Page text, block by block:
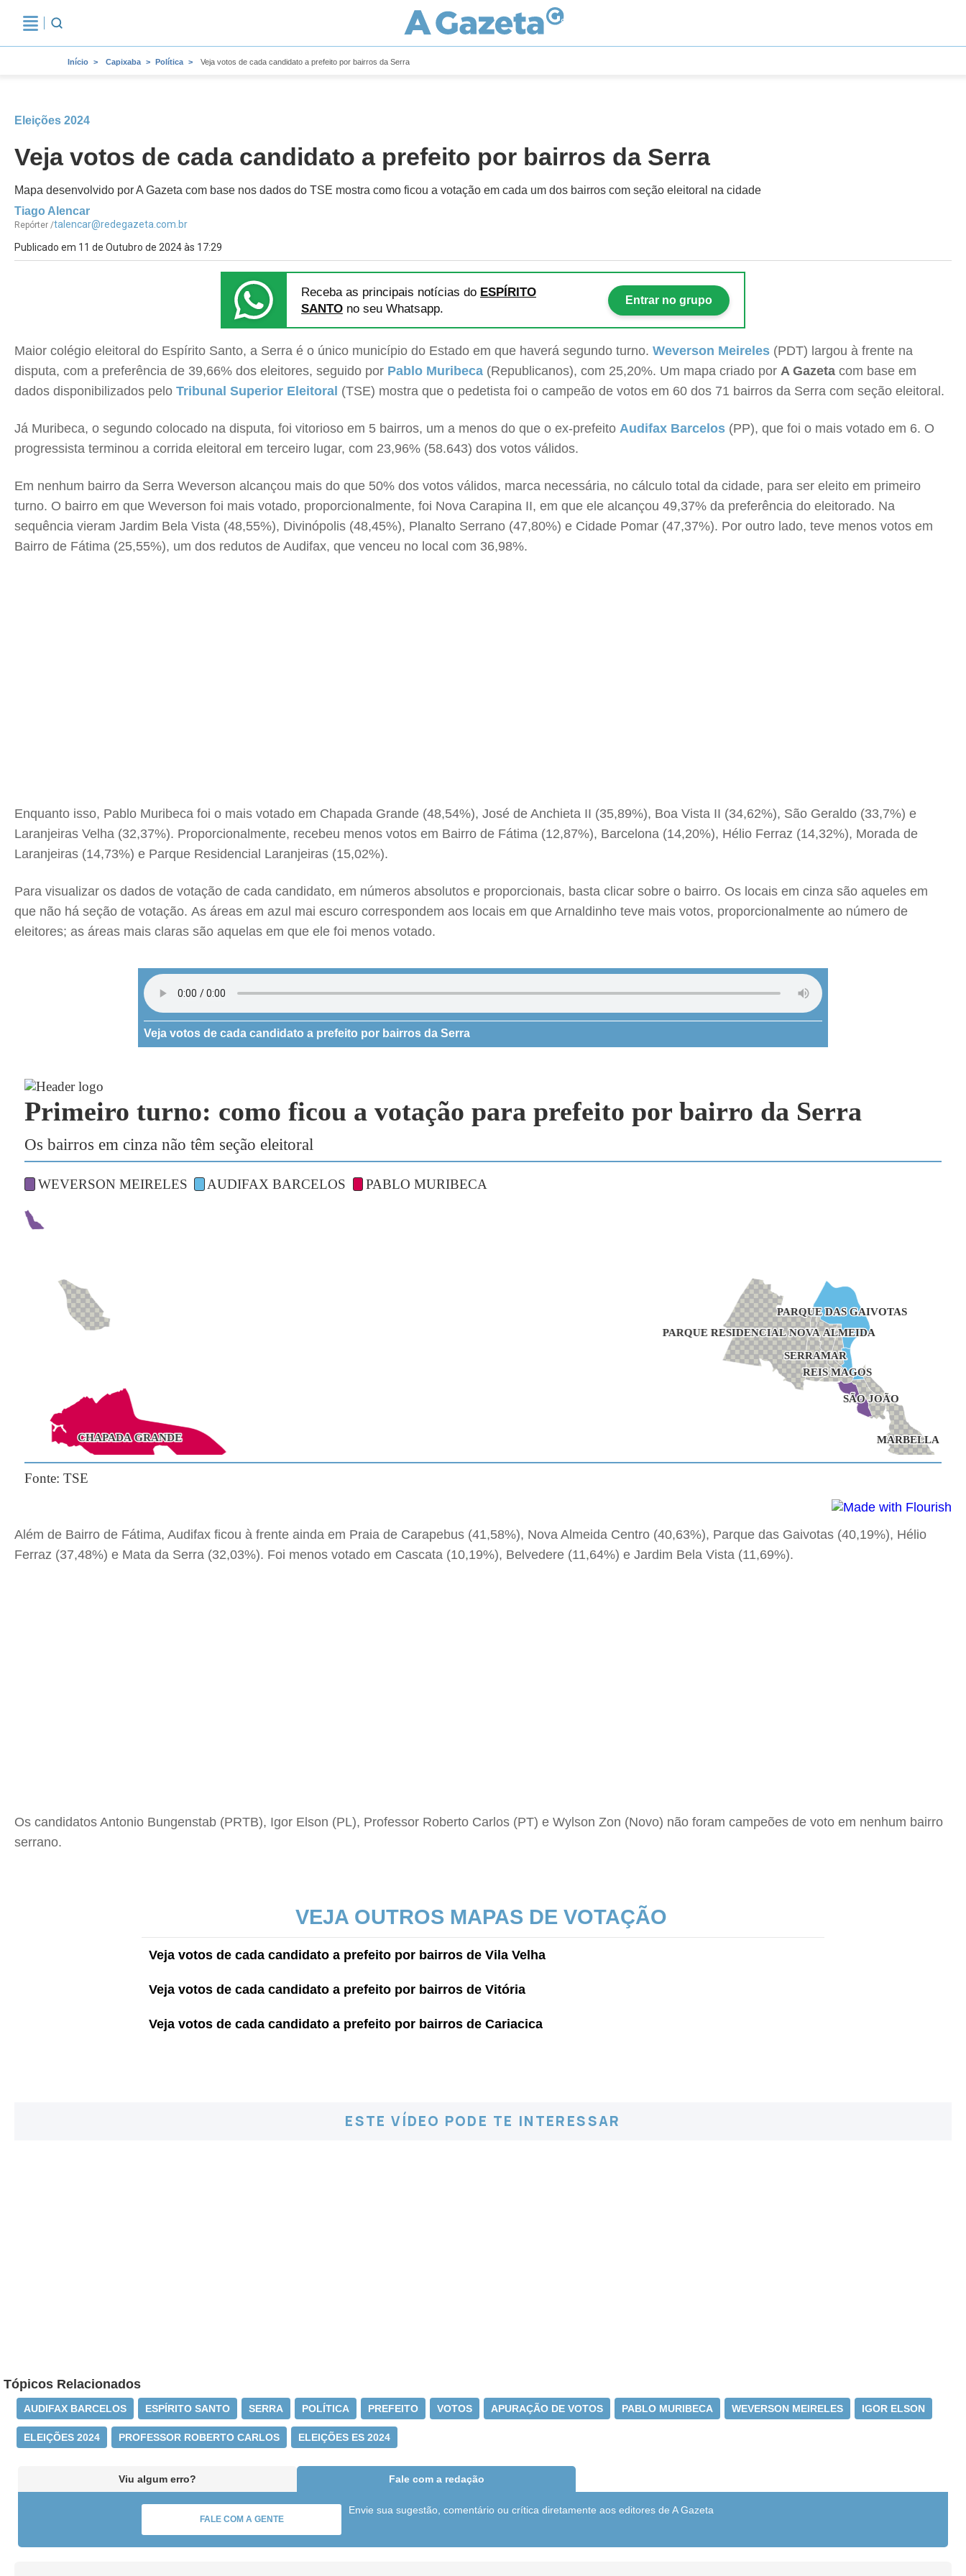
Início Capixaba Política Veja votos de cada candidato a prefeito por bairros da Serra
Eleições 2024
Veja votos de cada candidato a prefeito por bairros da Serra
Mapa desenvolvido por A Gazeta com base nos dados do TSE mostra como ficou a votação em cada um dos bairros com seção eleitoral na cidade
Tiago Alencar
Repórter /talencar@redegazeta.com.br
Publicado em 11 de Outubro de 2024 às 17:29
Receba as principais notícias do ESPÍRITO
SANTO no seu Whatsapp.
Entrar no grupo
Maior colégio eleitoral do Espírito Santo, a Serra é o único município do Estado em que haverá segundo turno. Weverson Meireles (PDT) largou à frente na
disputa, com a preferência de 39,66% dos eleitores, seguido por Pablo Muribeca (Republicanos), com 25,20%. Um mapa criado por A Gazeta com base em
dados disponibilizados pelo Tribunal Superior Eleitoral (TSE) mostra que o pedetista foi o campeão de votos em 60 dos 71 bairros da Serra com seção eleitoral.
Já Muribeca, o segundo colocado na disputa, foi vitorioso em 5 bairros, um a menos do que o ex-prefeito Audifax Barcelos (PP), que foi o mais votado em 6. O
progressista terminou a corrida eleitoral em terceiro lugar, com 23,96% (58.643) dos votos válidos.
Em nenhum bairro da Serra Weverson alcançou mais do que 50% dos votos válidos, marca necessária, no cálculo total da cidade, para ser eleito em primeiro
turno. O bairro em que Weverson foi mais votado, proporcionalmente, foi Nova Carapina II, em que ele alcançou 49,37% da preferência do eleitorado. Na
sequência vieram Jardim Bela Vista (48,55%), Divinópolis (48,45%), Planalto Serrano (47,80%) e Cidade Pomar (47,37%). Por outro lado, teve menos votos em
Bairro de Fátima (25,55%), um dos redutos de Audifax, que venceu no local com 36,98%.
Enquanto isso, Pablo Muribeca foi o mais votado em Chapada Grande (48,54%), José de Anchieta II (35,89%), Boa Vista II (34,62%), São Geraldo (33,7%) e
Laranjeiras Velha (32,37%). Proporcionalmente, recebeu menos votos em Bairro de Fátima (12,87%), Barcelona (14,20%), Hélio Ferraz (14,32%), Morada de
Laranjeiras (14,73%) e Parque Residencial Laranjeiras (15,02%).
Para visualizar os dados de votação de cada candidato, em números absolutos e proporcionais, basta clicar sobre o bairro. Os locais em cinza são aqueles em
que não há seção de votação. As áreas em azul mai escuro correspondem aos locais em que Arnaldinho teve mais votos, proporcionalmente ao número de
eleitores; as áreas mais claras são aquelas em que ele foi menos votado.
Veja votos de cada candidato a prefeito por bairros da Serra
Além de Bairro de Fátima, Audifax ficou à frente ainda em Praia de Carapebus (41,58%), Nova Almeida Centro (40,63%), Parque das Gaivotas (40,19%), Hélio
Ferraz (37,48%) e Mata da Serra (32,03%). Foi menos votado em Cascata (10,19%), Belvedere (11,64%) e Jardim Bela Vista (11,69%).
Os candidatos Antonio Bungenstab (PRTB), Igor Elson (PL), Professor Roberto Carlos (PT) e Wylson Zon (Novo) não foram campeões de voto em nenhum bairro
serrano.
VEJA OUTROS MAPAS DE VOTAÇÃO
Veja votos de cada candidato a prefeito por bairros de Vila Velha
Veja votos de cada candidato a prefeito por bairros de Vitória
Veja votos de cada candidato a prefeito por bairros de Cariacica
ESTE VÍDEO PODE TE INTERESSAR
Tópicos Relacionados
AUDIFAX BARCELOS ESPÍRITO SANTO SERRA POLÍTICA PREFEITO VOTOS APURAÇÃO DE VOTOS PABLO MURIBECA WEVERSON MEIRELES IGOR ELSON
ELEIÇÕES 2024 PROFESSOR ROBERTO CARLOS ELEIÇÕES ES 2024
Viu algum erro? Fale com a redação
FALE COM A GENTE
Envie sua sugestão, comentário ou crítica diretamente aos editores de A Gazeta